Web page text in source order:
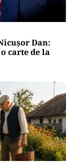
Dan:
carte de la